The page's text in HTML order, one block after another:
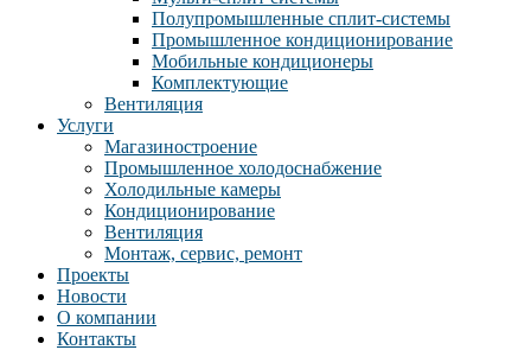
Полупромышленные сплит-системы
Промышленное кондиционирование
Мобильные кондиционеры
Комплектующие
Вентиляция
Услуги
Магазиностроение
Промышленное холодоснабжение
Холодильные камеры
Кондиционирование
Вентиляция
Монтаж, сервис, ремонт
Проекты
Новости
О компании
Контакты